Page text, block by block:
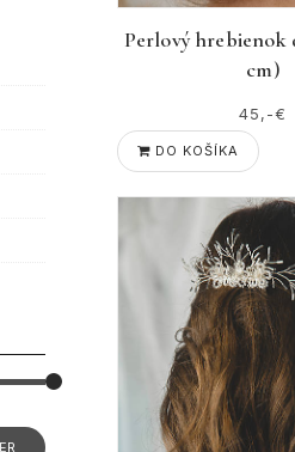
Perlový hrebienok
cm)
45,-€
DO KOŠÍKA